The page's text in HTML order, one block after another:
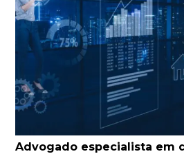
Advogado especialista em